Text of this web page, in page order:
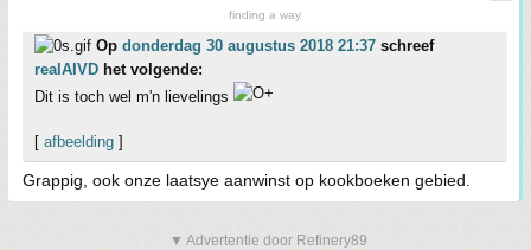
finding a way
Op donderdag 30 augustus 2018 21:37 schreef
realAIVD het volgende:
Dit is toch wel m'n lievelings
[ afbeelding ]
Grappig, ook onze laatsye aanwinst op kookboeken gebied.
▼ Advertentie door Refinery89